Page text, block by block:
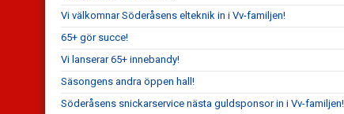
Vi välkomnar Söderåsens elteknik in i Vv-familjen!
65+ gör succe!
Vi lanserar 65+ innebandy!
Säsongens andra öppen hall!
Söderåsens snickarservice nästa guldsponsor in i Vv-familjen!